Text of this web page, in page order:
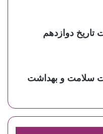
تاریخ دوازدهم
سلامت و بهداشت